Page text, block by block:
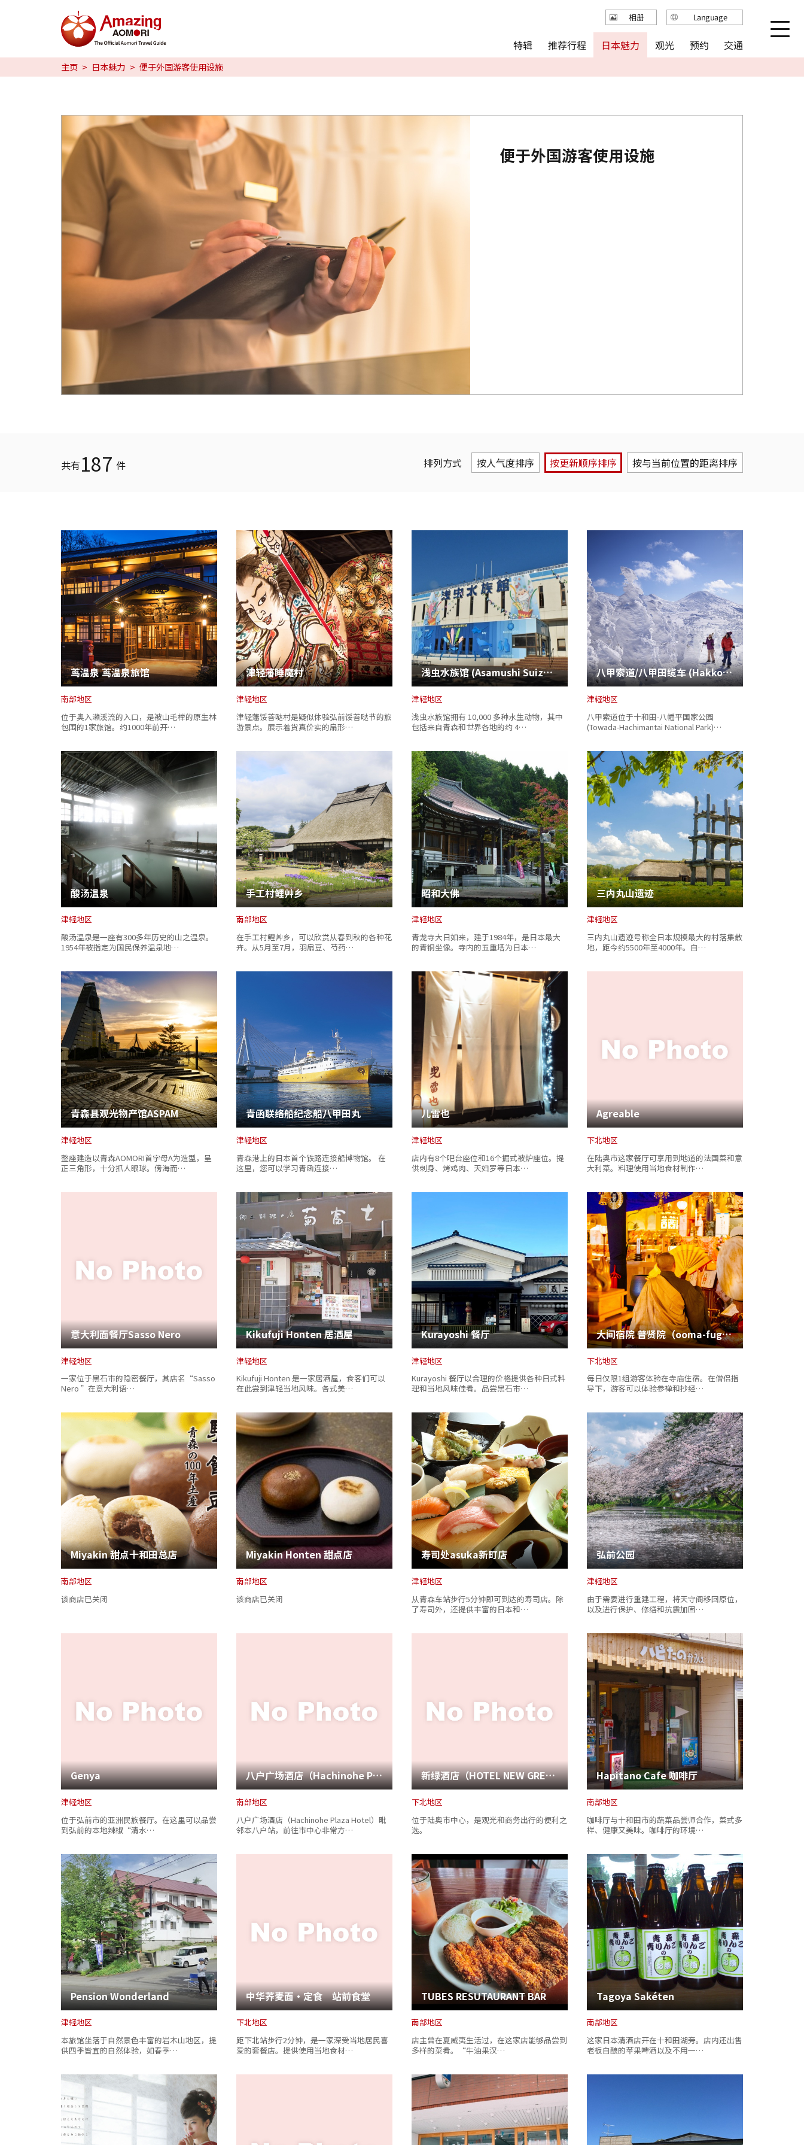
特辑
推荐行程
日本魅力
观光
Language
日本語
English
繁体中文
한국어
相册
主页 日本魅力 便于外国游客使用设施
便于外国游客使用设施
共有187 件 排列方式 按人气度排序 按更新顺序排序 按与当前位置的距离排序
茑温泉 茑温泉旅馆
南部地区
位于奥入濑溪流的入口，是被山毛榉的原生林
包围的1家旅馆。约1000年前开…
津轻藩睡魔村
津轻地区
津轻藩馁菩哒村是疑似体验弘前馁菩哒节的旅
游景点。展示着货真价实的扇形…
浅虫水族馆 (Asamushi Suizokukan)
津轻地区
浅虫水族馆拥有 10,000 多种水生动物，其中
包括来自青森和世界各地的约 4…
八甲索道/八甲田缆车 (Hakkoda Ropeway)
津轻地区
八甲索道位于十和田-八幡平国家公园
(Towada-Hachimantai National Park)…
酸汤温泉
津轻地区
酸汤温泉是一座有300多年历史的山之温泉。
1954年被指定为国民保养温泉地…
手工村鲤艸乡
南部地区
在手工村鲤艸乡，可以欣赏从春到秋的各种花
卉。从5月至7月，羽扇豆、芍药…
昭和大佛
津轻地区
青龙寺大日如来，建于1984年，是日本最大
的青铜坐像。寺内的五重塔为日本…
三内丸山遗迹
津轻地区
三内丸山遗迹号称全日本规模最大的村落集散
地，距今约5500年至4000年。自…
青森县观光物产馆ASPAM
津轻地区
整座建造以青森AOMORI首字母A为造型，呈
正三角形，十分抓人眼球。傍海而…
青函联络船纪念船八甲田丸
津轻地区
青森港上的日本首个铁路连接船博物馆。 在
这里，您可以学习青函连接…
儿雷也
津轻地区
店内有8个吧台座位和16个掘式被炉座位。提
供刺身、烤鸡肉、天妇罗等日本…
Agreable
下北地区
在陆奥市这家餐厅可享用到地道的法国菜和意
大利菜。料理使用当地食材制作…
意大利面餐厅Sasso Nero
津轻地区
一家位于黑石市的隐密餐厅，其店名“Sasso
Nero ”在意大利语…
Kikufuji Honten 居酒屋
津轻地区
Kikufuji Honten 是一家居酒屋，食客们可以
在此尝到津轻当地风味。各式美…
Kurayoshi 餐厅
津轻地区
Kurayoshi 餐厅以合理的价格提供各种日式料
理和当地风味佳肴。品尝黑石市…
大间宿院 普贤院（ooma-fugenin）
下北地区
每日仅限1组游客体验在寺庙住宿。在僧侣指
导下，游客可以体验参禅和抄经…
Miyakin 甜点十和田总店
南部地区
该商店已关闭
Miyakin Honten 甜点店
南部地区
该商店已关闭
寿司处asuka新町店
津轻地区
从青森车站步行5分钟即可到达的寿司店。除
了寿司外，还提供丰富的日本和…
弘前公园
津轻地区
由于需要进行重建工程，将天守阁移回原位，
以及进行保护、修缮和抗震加固…
Genya
津轻地区
位于弘前市的亚洲民族餐厅。在这里可以品尝
到弘前的本地辣椒“清水…
八户广场酒店（Hachinohe Plaza Hotel）
南部地区
八户广场酒店（Hachinohe Plaza Hotel）毗
邻本八户站，前往市中心非常方…
新绿酒店（HOTEL NEW GREEN ）
下北地区
位于陆奥市中心，是观光和商务出行的便利之
选。
Hapitano Cafe 咖啡厅
南部地区
咖啡厅与十和田市的蔬菜品尝师合作，菜式多
样、健康又美味。咖啡厅的环境…
Pension Wonderland
津轻地区
本旅馆坐落于自然景色丰富的岩木山地区，提
供四季皆宜的自然体验，如春季…
中华荞麦面・定食 站前食堂
下北地区
距下北站步行2分钟，是一家深受当地居民喜
爱的套餐店。提供使用当地食材…
TUBES RESUTAURANT BAR
南部地区
店主曾在夏威夷生活过，在这家店能够品尝到
多样的菜肴。“牛油果汉…
Tagoya Sakéten
南部地区
这家日本清酒店开在十和田湖旁。店内还出售
老板自酿的苹果啤酒以及不用一…
特辑 推荐行程 日本魅力 观光 预约 交通
相册 Language
English
简体中文